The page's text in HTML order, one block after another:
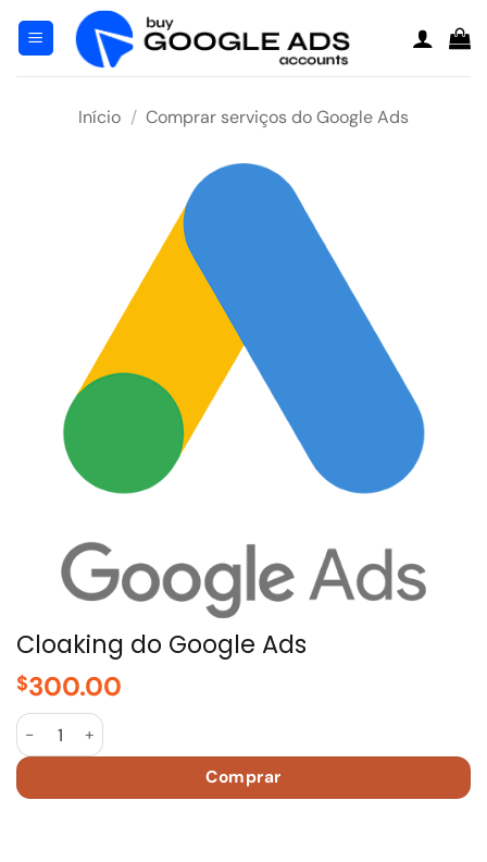
para
Início / Comprar serviços do Google Ads
Cloaking do Google Ads
$300.00
Google Ads Cloaking quantidade
Comprar